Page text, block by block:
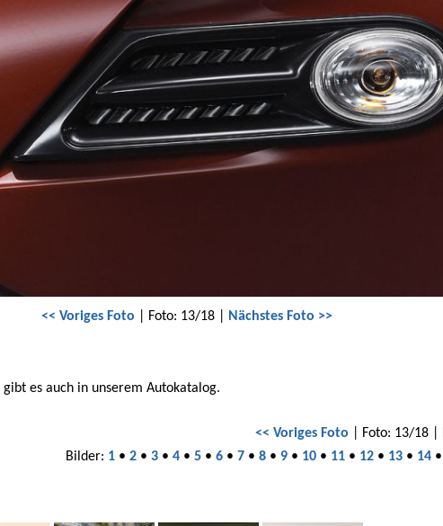
<< Voriges Foto | Foto: 13/18 |
Nächstes Foto >>
gibt es auch in unserem Autokatalog.
<< Voriges Foto | Foto: 13/18 |
Bilder: 1 • 2 • 3 • 4 • 5 • 6 • 7 • 8 • 9 • 10 • 11 • 12 • 13 • 14 •